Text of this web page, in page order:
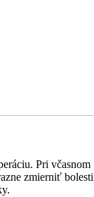
Pri včasnom
zmierniť